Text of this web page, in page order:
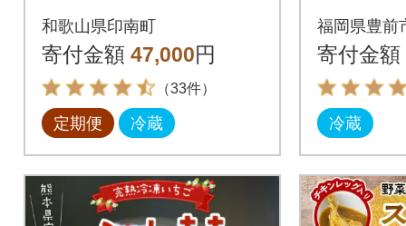
の【S】全6回
和歌山県印南町
寄付金額 47,000円
（33件）
定期便 冷蔵
の濃厚
×4パッ
あまお
福岡県豊前
寄付金額
冷蔵